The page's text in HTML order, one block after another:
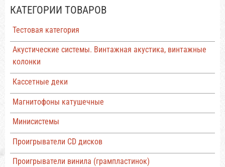
КАТЕГОРИИ ТОВАРОВ
Тестовая категория
Акустические системы. Винтажная акустика, винтажные
колонки
Кассетные деки
Магнитофоны катушечные
Минисистемы
Проигрыватели CD дисков
Проигрыватели винила (грампластинок)